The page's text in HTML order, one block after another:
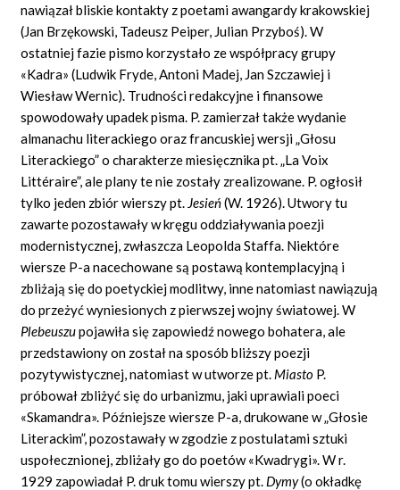
nawiązał bliskie kontakty z poetami awangardy krakowskiej
(Jan Brzękowski, Tadeusz Peiper, Julian Przyboś). W
ostatniej fazie pismo korzystało ze współpracy grupy
«Kadra» (Ludwik Fryde, Antoni Madej, Jan Szczawiej i
Wiesław Wernic). Trudności redakcyjne i finansowe
spowodowały upadek pisma. P. zamierzał także wydanie
almanachu literackiego oraz francuskiej wersji „Głosu
Literackiego” o charakterze miesięcznika pt. „La Voix
Littéraire”, ale plany te nie zostały zrealizowane. P. ogłosił
tylko jeden zbiór wierszy pt. Jesień(W. 1926). Utwory tu
zawarte pozostawały w kręgu oddziaływania poezji
modernistycznej, zwłaszcza Leopolda Staffa. Niektóre
wiersze P-a nacechowane są postawą kontemplacyjną i
zbliżają się do poetyckiej modlitwy, inne natomiast nawiązują
do przeżyć wyniesionych z pierwszej wojny światowej. W
Plebeuszupojawiła się zapowiedź nowego bohatera, ale
przedstawiony on został na sposób bliższy poezji
pozytywistycznej, natomiast w utworze pt. Miasto P.
próbował zbliżyć się do urbanizmu, jaki uprawiali poeci
«Skamandra». Późniejsze wiersze P-a, drukowane w „Głosie
Literackim”, pozostawały w zgodzie z postulatami sztuki
uspołecznionej, zbliżały go do poetów «Kwadrygi». W r.
1929 zapowiadał P. druk tomu wierszy pt. Dymy(o okładkę